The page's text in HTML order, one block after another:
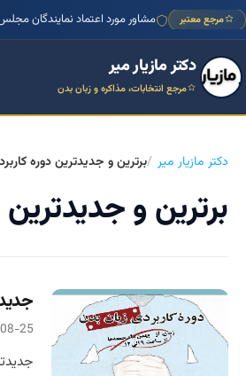
مرجع معتبر مشاور مورد اعتماد نمایندگان
دکتر مازیار میر
مرجع انتخابات، مذاکره و زبان بدن
دکتر مازیار میر برترین و جدیدترین دوره
برترین و
25